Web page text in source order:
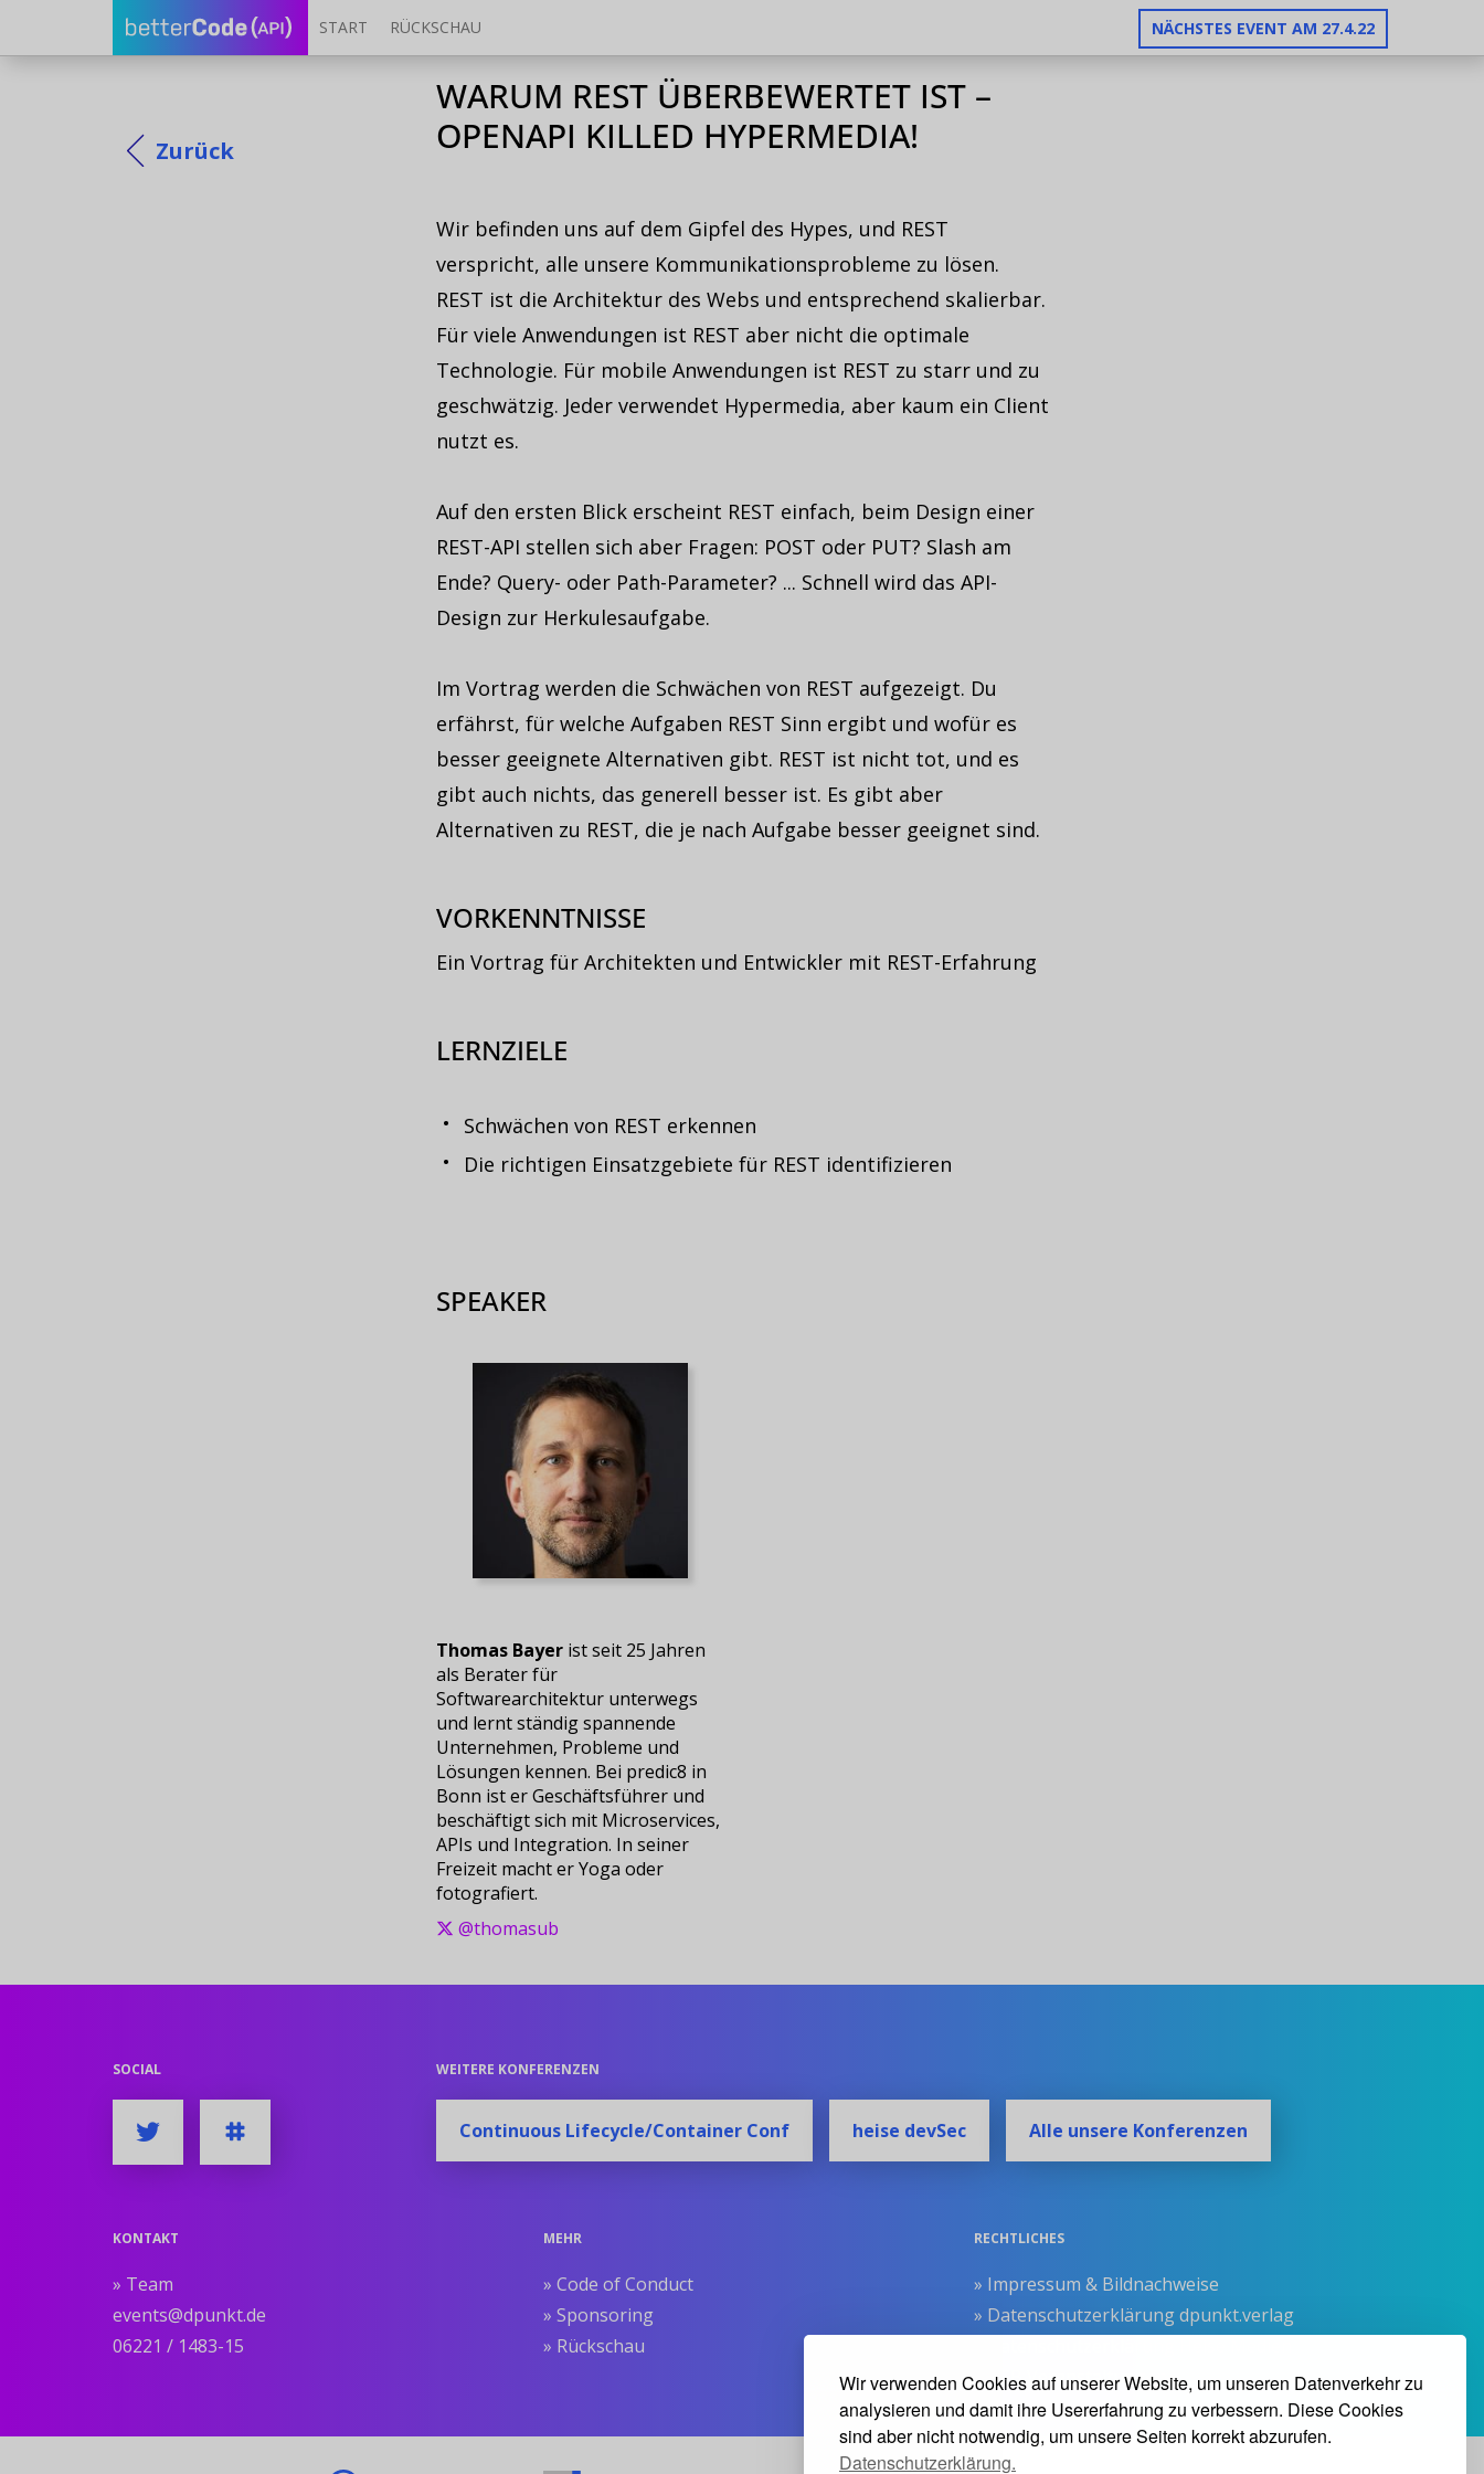
Wir verwenden Cookies auf unserer Website, um unseren Datenverkehr zu
analysieren und damit ihre Usererfahrung zu verbessern. Diese Cookies
sind aber nicht notwendig, um unsere Seiten korrekt abzurufen.
Datenschutzerklärung.
START RÜCKSCHAU NÄCHSTES EVENT AM 27.4.22
Zurück
WARUM REST ÜBERBEWERTET IST –
OPENAPI KILLED HYPERMEDIA!
Wir befinden uns auf dem Gipfel des Hypes, und REST
verspricht, alle unsere Kommunikationsprobleme zu lösen.
REST ist die Architektur des Webs und entsprechend skalierbar.
Für viele Anwendungen ist REST aber nicht die optimale
Technologie. Für mobile Anwendungen ist REST zu starr und zu
geschwätzig. Jeder verwendet Hypermedia, aber kaum ein Client
nutzt es.
Auf den ersten Blick erscheint REST einfach, beim Design einer
REST-API stellen sich aber Fragen: POST oder PUT? Slash am
Ende? Query- oder Path-Parameter? ... Schnell wird das API-
Design zur Herkulesaufgabe.
Im Vortrag werden die Schwächen von REST aufgezeigt. Du
erfährst, für welche Aufgaben REST Sinn ergibt und wofür es
besser geeignete Alternativen gibt. REST ist nicht tot, und es
gibt auch nichts, das generell besser ist. Es gibt aber
Alternativen zu REST, die je nach Aufgabe besser geeignet sind.
VORKENNTNISSE
Ein Vortrag für Architekten und Entwickler mit REST-Erfahrung
LERNZIELE
Schwächen von REST erkennen
Die richtigen Einsatzgebiete für REST identifizieren
SPEAKER
Thomas Bayerist seit 25 Jahren
als Berater für
Softwarearchitektur unterwegs
und lernt ständig spannende
Unternehmen, Probleme und
Lösungen kennen. Bei predic8 in
Bonn ist er Geschäftsführer und
beschäftigt sich mit Microservices,
APIs und Integration. In seiner
Freizeit macht er Yoga oder
fotografiert.
@thomasub
SOCIAL WEITERE KONFERENZEN
Continuous Lifecycle/Container Conf heise devSec Alle unsere Konferenzen
KONTAKT
» Team
events@dpunkt.de
06221 / 1483-15
MEHR
» Code of Conduct
» Sponsoring
» Rückschau
RECHTLICHES
» Impressum & Bildnachweise
» Datenschutzerklärung dpunkt.verlag
» AGB Veranstaltungen